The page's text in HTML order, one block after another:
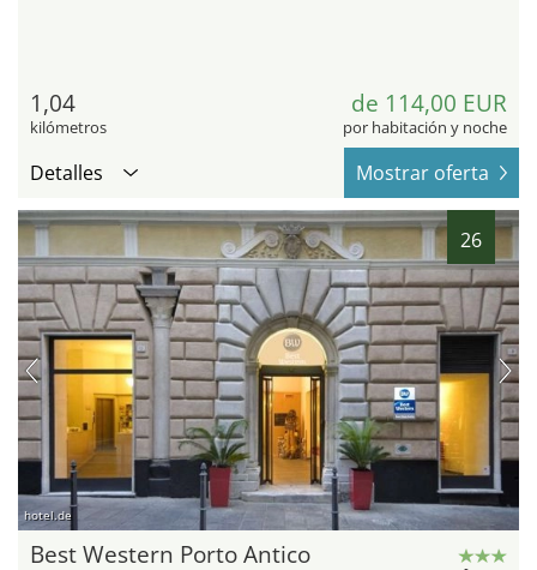
1,04
kilómetros
de 114,00 EUR
por habitación y noche
Detalles Mostrar oferta
26
hotel.de
Best Western Porto Antico